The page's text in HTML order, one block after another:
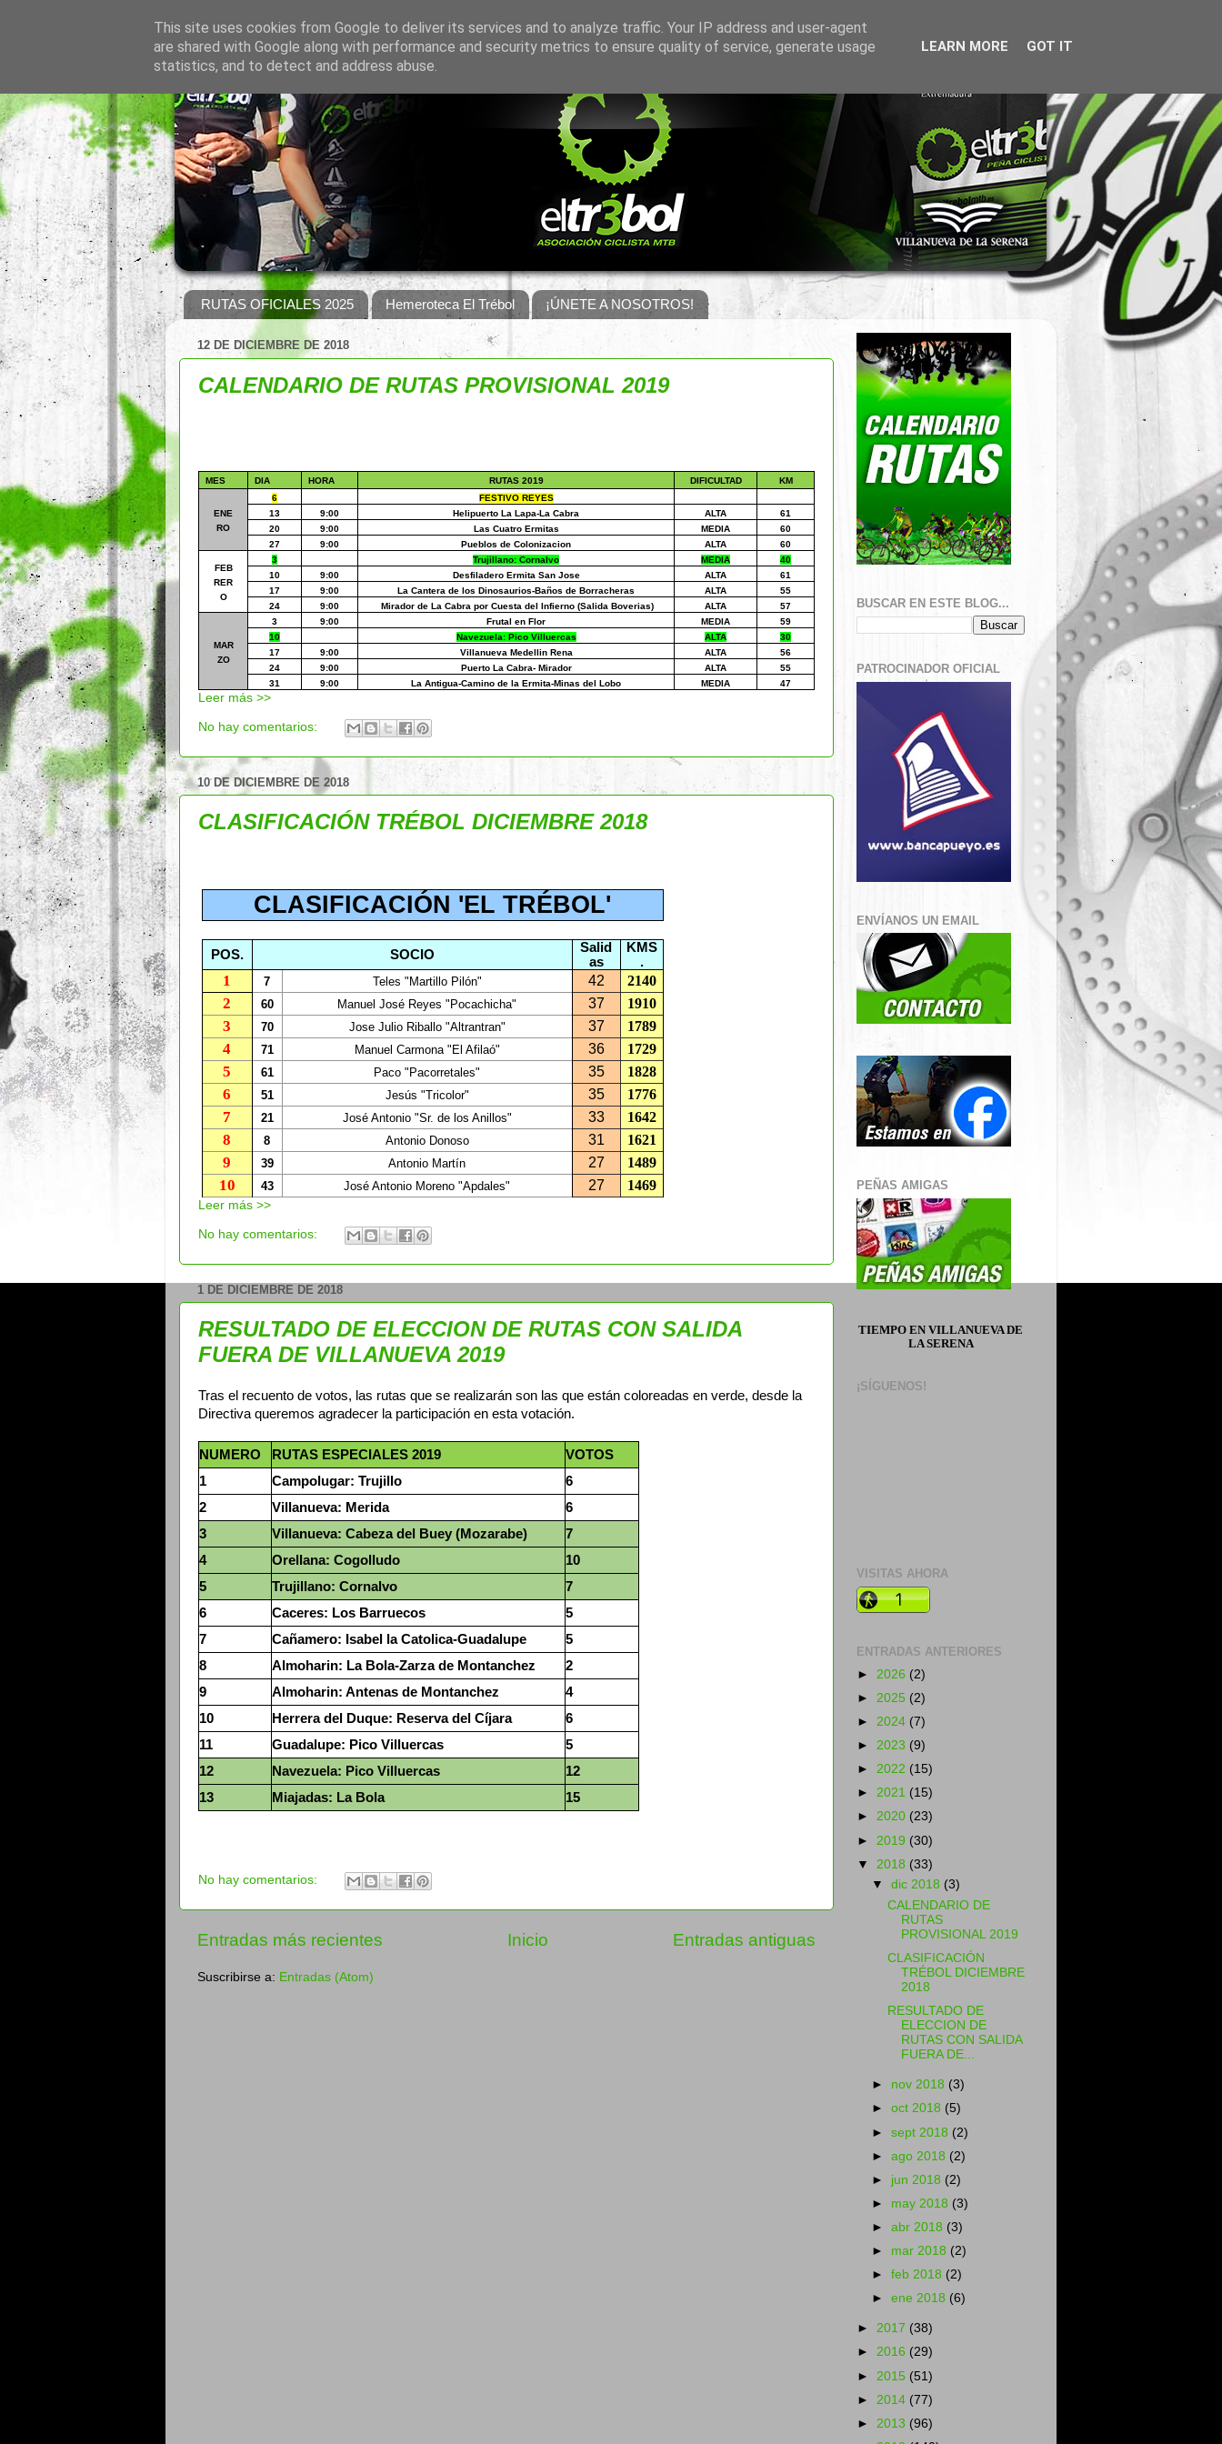
RUTAS OFICIALES 2025 Hemeroteca El Trébol ¡ÚNETE A NOSOTROS!
12 DE DICIEMBRE DE 2018
CALENDARIO DE RUTAS PROVISIONAL 2019
MES DIA HORA RUTAS 2019 DIFICULTAD KM
ENE
RO
6
FESTIVO REYES
13
9:00 Helipuerto La Lapa-La Cabra ALTA
61
20
9:00 Las Cuatro Ermitas MEDIA
60
27
9:00 Pueblos de Colonizacion ALTA 60
FEB
RER
O
3 Trujillano: Cornalvo MEDIA
40
10
9:00 Desfiladero Ermita San Jose ALTA
61
17
9:00 La Cantera de los Dinosaurios-Baños de Borracheras ALTA
55
24
9:00 Mirador de La Cabra por Cuesta del Infierno (Salida Boverias) ALTA 57
MAR
ZO
3 9:00 Frutal en Flor MEDIA
59
10
Navezuela: Pico Villuercas ALTA
30
17
9:00 Villanueva Medellin Rena ALTA
56
24
9:00 Puerto La Cabra- Mirador ALTA
55
31
9:00 La Antigua-Camino de la Ermita-Minas del Lobo MEDIA 47
Leer más >>
No hay comentarios:
10 DE DICIEMBRE DE 2018
CLASIFICACIÓN TRÉBOL DICIEMBRE 2018
CLASIFICACIÓN 'EL TRÉBOL'
POS. SOCIO
Salid
as
KMS
.
1 7 Teles "Martillo Pilón" 42 2140
2 60 Manuel José Reyes "Pocachicha" 37 1910
3 70 Jose Julio Riballo "Altrantran" 37 1789
4 71 Manuel Carmona "El Afilaó" 36 1729
5 61 Paco "Pacorretales" 35 1828
6 51 Jesús "Tricolor" 35 1776
7 21 José Antonio "Sr. de los Anillos" 33 1642
8 8 Antonio Donoso 31 1621
9 39 Antonio Martín 27 1489
10 43 José Antonio Moreno "Apdales" 27 1469
Leer más >>
No hay comentarios:
1 DE DICIEMBRE DE 2018
RESULTADO DE ELECCION DE RUTAS CON SALIDA
FUERA DE VILLANUEVA 2019
Tras el recuento de votos, las rutas que se realizarán son las que están coloreadas en verde, desde la
Directiva queremos agradecer la participación en esta votación.
NUMERO RUTAS ESPECIALES 2019
VOTOS
1
Campolugar: Trujillo
6
2
Villanueva: Merida
6
3
Villanueva: Cabeza del Buey (Mozarabe)
7
4
Orellana: Cogolludo
10
5
Trujillano: Cornalvo
7
6
Caceres: Los Barruecos
5
7
Cañamero: Isabel la Catolica-Guadalupe
5
8
Almoharin: La Bola-Zarza de Montanchez
2
9
Almoharin: Antenas de Montanchez
4
10
Herrera del Duque: Reserva del Cíjara
6
11
Guadalupe: Pico Villuercas
5
12
Navezuela: Pico Villuercas
12
13
Miajadas: La Bola 15
No hay comentarios:
Entradas más recientes Entradas antiguas
Inicio
Suscribirse a: Entradas (Atom)
BUSCAR EN ESTE BLOG...
PATROCINADOR OFICIAL
ENVÍANOS UN EMAIL
PEÑAS AMIGAS
TIEMPO EN VILLANUEVA DE
LA SERENA
¡SÍGUENOS!
VISITAS AHORA
ENTRADAS ANTERIORES
► 2026 (2)
► 2025 (2)
► 2024 (7)
► 2023 (9)
► 2022 (15)
► 2021 (15)
► 2020 (23)
► 2019 (30)
▼ 2018 (33)
▼dic 2018 (3)
CALENDARIO DE
RUTAS
PROVISIONAL 2019
CLASIFICACIÓN
TRÉBOL DICIEMBRE
2018
RESULTADO DE
ELECCION DE
RUTAS CON SALIDA
FUERA DE...
► nov 2018 (3)
►oct 2018 (5)
►sept 2018 (2)
►ago 2018 (2)
► jun 2018 (2)
► may 2018 (3)
►abr 2018 (3)
► mar 2018 (2)
►feb 2018 (2)
►ene 2018 (6)
► 2017 (38)
► 2016 (29)
► 2015 (51)
► 2014 (77)
► 2013 (96)
This site uses cookies from Google to deliver its services and to analyze traffic. Your IP address and user-agent
are shared with Google along with performance and security metrics to ensure quality of service, generate usage
statistics, and to detect and address abuse.
LEARN MORE GOT IT